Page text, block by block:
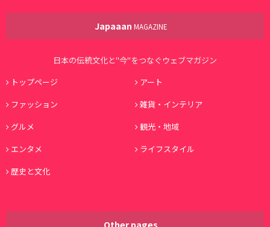
Japaaan MAGAZINE
日本の伝統文化と"今"をつなぐウェブマガジン
トップページ
アート
ファッション
雑貨・インテリア
グルメ
観光・地域
エンタメ
ライフスタイル
歴史と文化
Other pages